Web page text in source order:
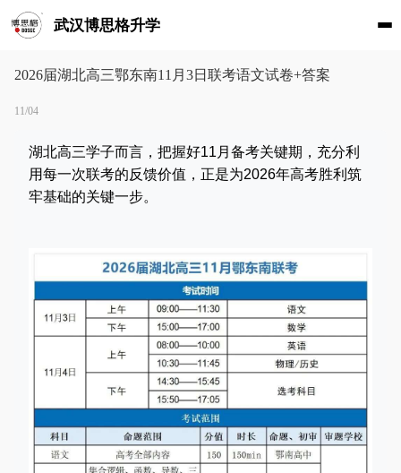
武汉博思格升学
2026届湖北高三鄂东南11月3日联考语文试卷+答案
11/04
湖北高三学子而言，把握好11月备考关键期，充分利
用每一次联考的反馈价值，正是为2026年高考胜利筑
牢基础的关键一步。